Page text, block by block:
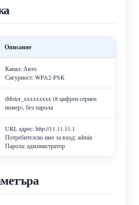
Описание
Канал: Авто
Сигурност: WPA2-PSK
iMeter_xxxxxxxxx (8 цифрен сериен
номер), без парола
URL адрес: http://11.11.11.1
Потребителско име за вход: admin
Парола: администратор